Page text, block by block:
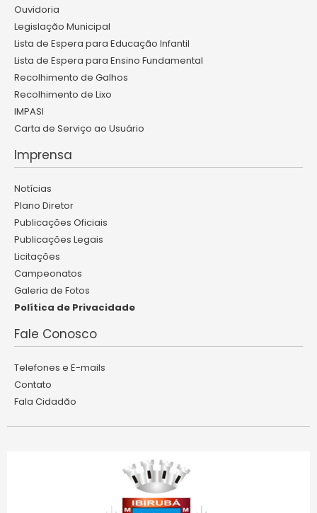
Ouvidoria
Legislação Municipal
Lista de Espera para Educação Infantil
Lista de Espera para Ensino Fundamental
Recolhimento de Galhos
Recolhimento de Lixo
IMPASI
Carta de Serviço ao Usuário
Imprensa
Notícias
Plano Diretor
Publicações Oficiais
Publicações Legais
Licitações
Campeonatos
Galeria de Fotos
Política de Privacidade
Fale Conosco
Telefones e E-mails
Contato
Fala Cidadão